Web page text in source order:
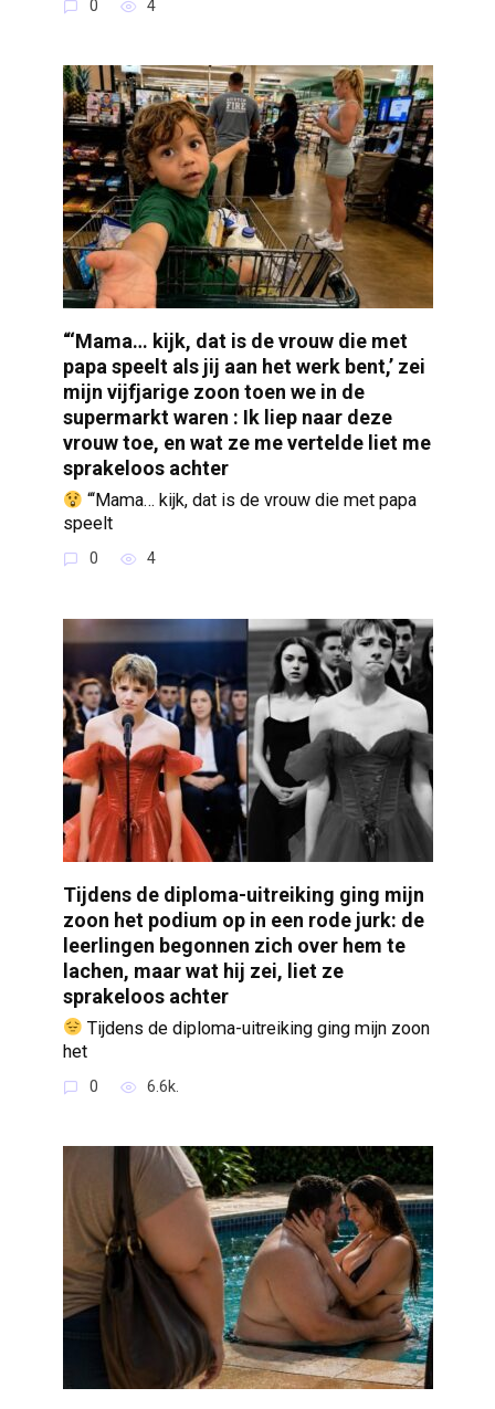
0 4
“‘Mama… kijk, dat is de vrouw die met
papa speelt als jij aan het werk bent,’ zei
mijn vijfjarige zoon toen we in de
supermarkt waren : Ik liep naar deze
vrouw toe, en wat ze me vertelde liet me
sprakeloos achter
“‘Mama… kijk, dat is de vrouw die met papa
speelt
0 4
Tijdens de diploma-uitreiking ging mijn
zoon het podium op in een rode jurk: de
leerlingen begonnen zich over hem te
lachen, maar wat hij zei, liet ze
sprakeloos achter
Tijdens de diploma-uitreiking ging mijn zoon
het
0 6.6k.